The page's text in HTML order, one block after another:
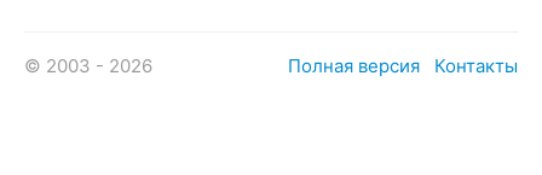
© 2003 - 2026 Полная версия Контакты